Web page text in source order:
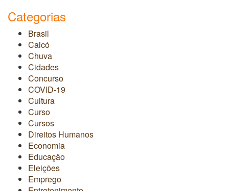
Categorias
Brasil
Caicó
Chuva
Cidades
Concurso
COVID-19
Cultura
Curso
Cursos
Direitos Humanos
Economia
Educação
Eleições
Emprego